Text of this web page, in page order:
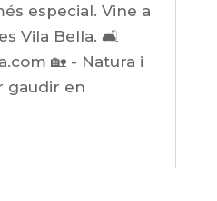
especial. Vine a
Vila Bella. 🛋️
🏡 - Natura i
gaudir en